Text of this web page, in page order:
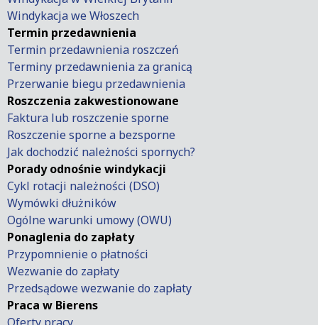
Windykacja we Włoszech
Termin przedawnienia
Termin przedawnienia roszczeń
Terminy przedawnienia za granicą
Przerwanie biegu przedawnienia
Roszczenia zakwestionowane
Faktura lub roszczenie sporne
Roszczenie sporne a bezsporne
Jak dochodzić należności spornych?
Porady odnośnie windykacji
Cykl rotacji należności (DSO)
Wymówki dłużników
Ogólne warunki umowy (OWU)
Ponaglenia do zapłaty
Przypomnienie o płatności
Wezwanie do zapłaty
Przedsądowe wezwanie do zapłaty
Praca w Bierens